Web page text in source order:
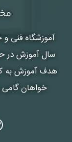
آموزشگاه فنی و
سال آموزش در
هدف آموزش به
خواهان